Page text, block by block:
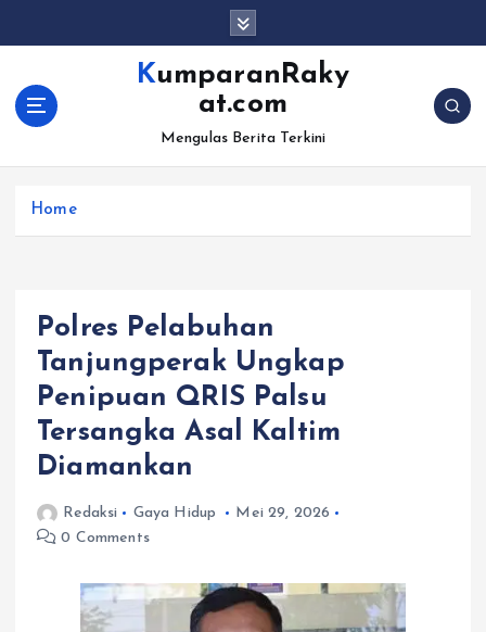
KumparanRaky
at.com
Mengulas Berita Terkini
Home
Polres Pelabuhan
Tanjungperak Ungkap
Penipuan QRIS Palsu
Tersangka Asal Kaltim
Diamankan
Redaksi Gaya Hidup
Mei 29, 2026
0 Comments